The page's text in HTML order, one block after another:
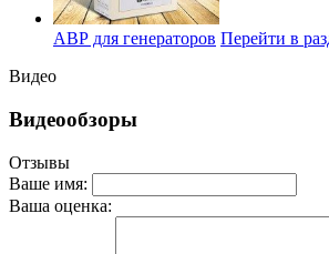
АВР для генераторов Перейти в
Видео
Видеообзоры
Отзывы
Ваше имя:
Ваша оценка: